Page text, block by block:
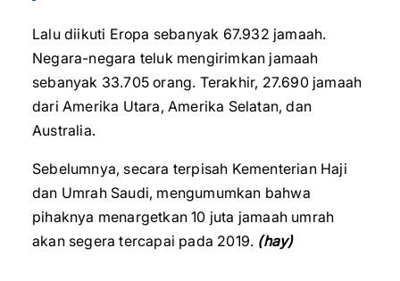
Lalu diikuti Eropa sebanyak 67.932 jamaah.
Negara-negara teluk mengirimkan jamaah
sebanyak 33.705 orang. Terakhir, 27.690 jamaah
dari Amerika Utara, Amerika Selatan, dan
Australia.
Sebelumnya, secara terpisah Kementerian Haji
dan Umrah Saudi, mengumumkan bahwa
pihaknya menargetkan 10 juta jamaah umrah
akan segera tercapai pada 2019. (hay)